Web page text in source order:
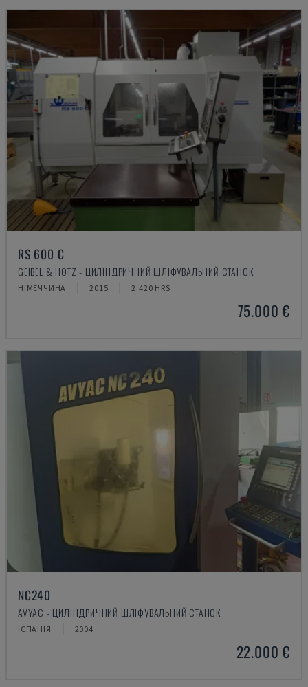
RS 600 C
GEIBEL & HOTZ - ЦИЛІНДРИЧНИЙ ШЛІФУВАЛЬНИЙ СТАНОК
НІМЕЧЧИНА 2015 2.420 HRS
75.000 €
NC240
AVYAC - ЦИЛІНДРИЧНИЙ ШЛІФУВАЛЬНИЙ СТАНОК
ІСПАНІЯ 2004
22.000 €